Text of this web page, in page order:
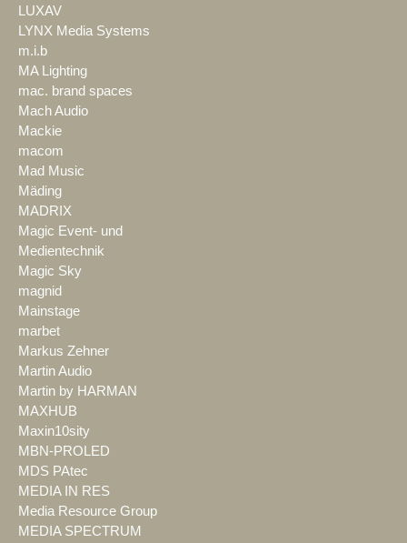
LUXAV
LYNX Media Systems
m.i.b
MA Lighting
mac. brand spaces
Mach Audio
Mackie
macom
Mad Music
Mäding
MADRIX
Magic Event- und
Medientechnik
Magic Sky
magnid
Mainstage
marbet
Markus Zehner
Martin Audio
Martin by HARMAN
MAXHUB
Maxin10sity
MBN-PROLED
MDS PAtec
MEDIA IN RES
Media Resource Group
MEDIA SPECTRUM